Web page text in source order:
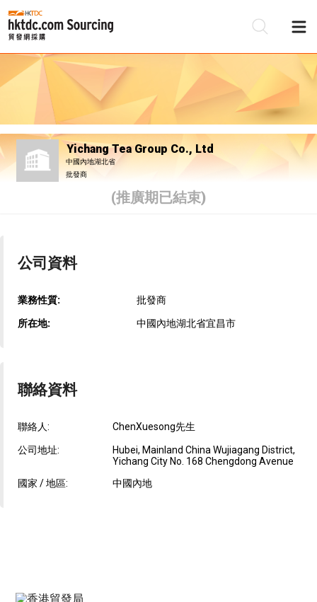
Yichang Tea Group Co., Ltd
中國內地湖北省
批發商
(推廣期已結束)
公司資料
業務性質: 批發商
所在地: 中國內地湖北省宜昌市
聯絡資料
聯絡人: ChenXuesong先生
公司地址:
Hubei, Mainland China Wujiagang District,
Yichang City No. 168 Chengdong Avenue
國家 / 地區:
中國內地